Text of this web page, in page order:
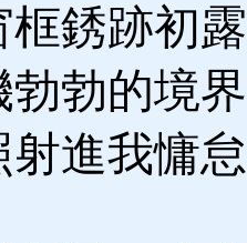
框銹跡初
勃勃的境
射進我慵